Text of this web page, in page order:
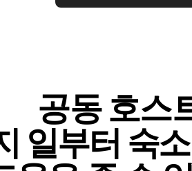
공동 호스
일⁠부⁠터 숙⁠